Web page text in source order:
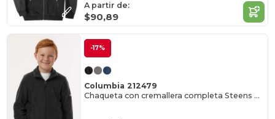
A partir de:
$90,89
-17%
Columbia 212479
Chaqueta con cremallera completa Steens Mountain™ II para jóvenes